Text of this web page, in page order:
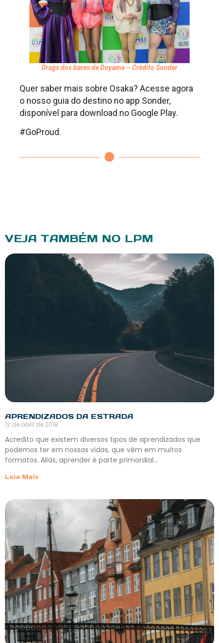
Drags dos bares de Doyama – Crédito Sonder
Quer saber mais sobre Osaka? Acesse agora
o nosso guia do destino no app Sonder,
disponível para download no Google Play.
#GoProud.
VEJA TAMBÉM NO LPM
APRENDIZADOS DA ESTRADA
12 de abril de 2018
Acredito que existem diversos tipos de aprendizados que
podemos ter em nossas vidas, que vêm em muitos
formatos. Aliás, aprender é parte primordial…
Leia Mais